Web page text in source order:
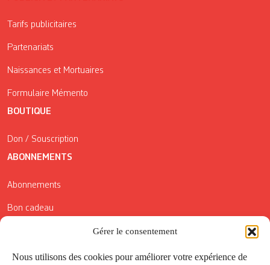
Gérer le consentement
Nous utilisons des cookies pour améliorer votre expérience de
Tarifs publicitaires
Partenariats
Naissances et Mortuaires
Formulaire Mémento
BOUTIQUE
Don / Souscription
ABONNEMENTS
Abonnements
Bon cadeau
Conditions générales de vente
Réductions de la Carte Côté Courrier